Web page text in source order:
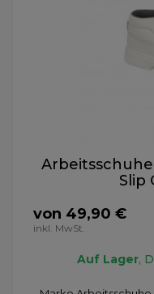
Arbeitsschuhe
Slip
von 49,90 €
inkl. MwSt.
Auf Lager,